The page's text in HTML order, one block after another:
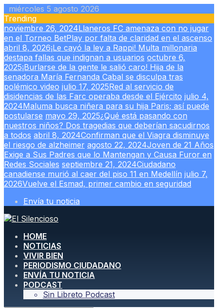
Skip
to
content
miércoles 5 agosto 2026
Trending
noviembre 26, 2024Llaneros FC amenaza con no jugar
en el Torneo BetPlay por falta de claridad en el ascenso
abril 8, 2026¡Le cayó la ley a Rappi! Multa millonaria
destapa fallas que indignan a usuarios octubre 6,
2025¡Burlarse de la gente le salió caro! Hija de la
senadora María Fernanda Cabal se disculpa tras
polémico video julio 17, 2025Red al servicio de
disidencias de las Farc operaba desde el Ejército julio 4,
2024Maluma busca niñera para su hija Paris; así puede
postularse mayo 29, 2025¿Qué está pasando con
nuestros niños? Dos tragedias que deberían sacudirnos
a todos abril 8, 2024Confirman que el Viagra disminuye
el riesgo de alzheimer agosto 22, 2024Joven de 21 Años
Exige a Sus Padres que lo Mantengan y Causa Furor en
Redes Sociales septiembre 21, 2024Ciudadano
canadiense murió al caer del piso 11 en Medellín julio 7,
2026Vuelve el Esmad, primer cambio en seguridad
Envía tu noticia
HOME
NOTICIAS
VIVIR BIEN
PERIODISMO CIUDADANO
ENVÍA TU NOTICIA
PODCAST
Sin Libreto Podcast